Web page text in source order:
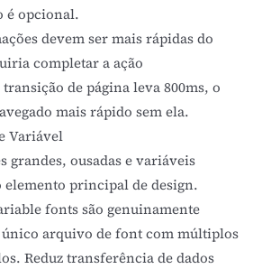
é opcional.
devem ser mais rápidas do
completar a ação
de página leva 800ms, o
mais rápido sem ela.
Variável
grandes, ousadas e variáveis
principal de design.
fonts são genuinamente
arquivo de font com múltiplos
Reduz transferência de dados